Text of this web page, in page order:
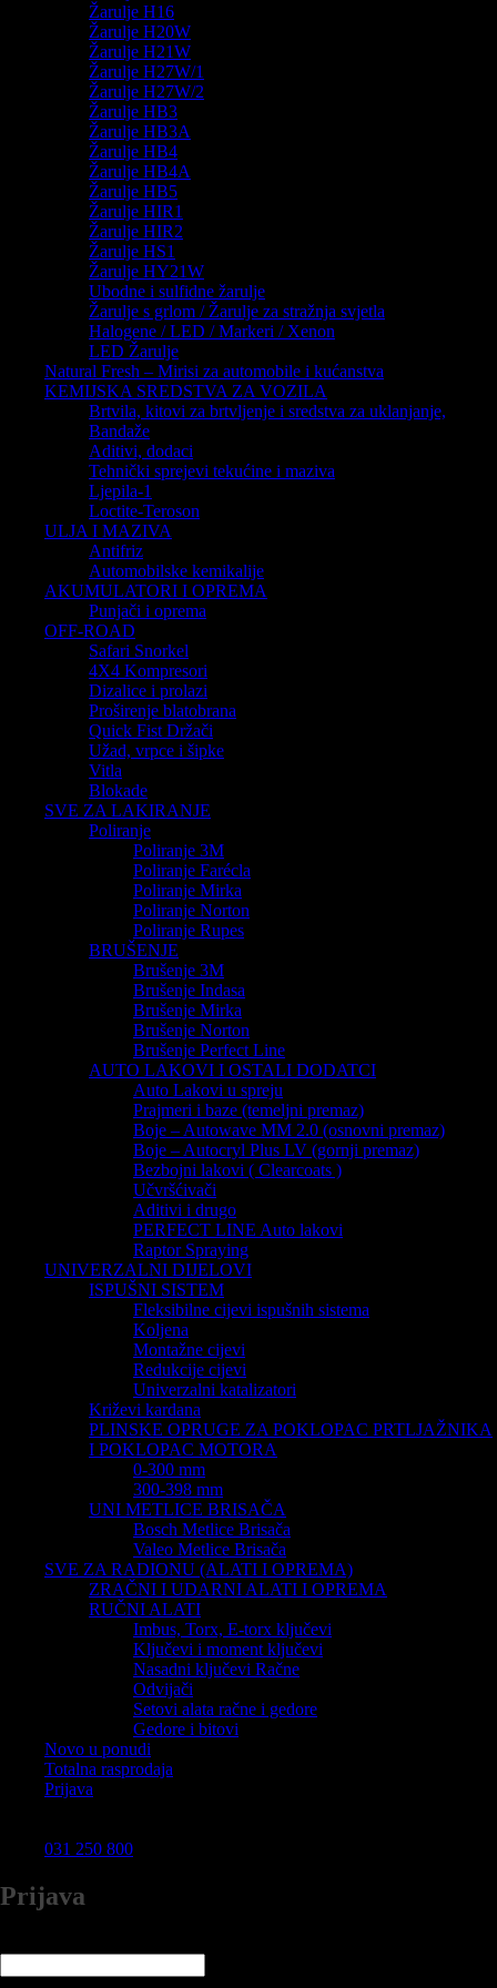
Žarulje H16
Žarulje H20W
Žarulje H21W
Žarulje H27W/1
Žarulje H27W/2
Žarulje HB3
Žarulje HB3A
Žarulje HB4
Žarulje HB4A
Žarulje HB5
Žarulje HIR1
Žarulje HIR2
Žarulje HS1
Žarulje HY21W
Ubodne i sulfidne žarulje
Žarulje s grlom / Žarulje za stražnja svjetla
Halogene / LED / Markeri / Xenon
LED Žarulje
Natural Fresh – Mirisi za automobile i kućanstva
KEMIJSKA SREDSTVA ZA VOZILA
Brtvila, kitovi za brtvljenje i sredstva za uklanjanje,
Bandaže
Aditivi, dodaci
Tehnički sprejevi tekućine i maziva
Ljepila-1
Loctite-Teroson
ULJA I MAZIVA
Antifriz
Automobilske kemikalije
AKUMULATORI I OPREMA
Punjači i oprema
OFF-ROAD
Safari Snorkel
4X4 Kompresori
Dizalice i prolazi
Proširenje blatobrana
Quick Fist Držači
Užad, vrpce i šipke
Vitla
Blokade
SVE ZA LAKIRANJE
Poliranje
Poliranje 3M
Poliranje Farécla
Poliranje Mirka
Poliranje Norton
Poliranje Rupes
BRUŠENJE
Brušenje 3M
Brušenje Indasa
Brušenje Mirka
Brušenje Norton
Brušenje Perfect Line
AUTO LAKOVI I OSTALI DODATCI
Auto Lakovi u spreju
Prajmeri i baze (temeljni premaz)
Boje – Autowave MM 2.0 (osnovni premaz)
Boje – Autocryl Plus LV (gornji premaz)
Bezbojni lakovi ( Clearcoats )
Učvršćivači
Aditivi i drugo
PERFECT LINE Auto lakovi
Raptor Spraying
UNIVERZALNI DIJELOVI
ISPUŠNI SISTEM
Fleksibilne cijevi ispušnih sistema
Koljena
Montažne cijevi
Redukcije cijevi
Univerzalni katalizatori
Križevi kardana
PLINSKE OPRUGE ZA POKLOPAC PRTLJAŽNIKA
I POKLOPAC MOTORA
0-300 mm
300-398 mm
UNI METLICE BRISAČA
Bosch Metlice Brisača
Valeo Metlice Brisača
SVE ZA RADIONU (ALATI I OPREMA)
ZRAČNI I UDARNI ALATI I OPREMA
RUČNI ALATI
Imbus, Torx, E-torx ključevi
Ključevi i moment ključevi
Nasadni ključevi Račne
Odvijači
Setovi alata račne i gedore
Gedore i bitovi
Novo u ponudi
Totalna rasprodaja
Prijava
031 250 800
Prijava